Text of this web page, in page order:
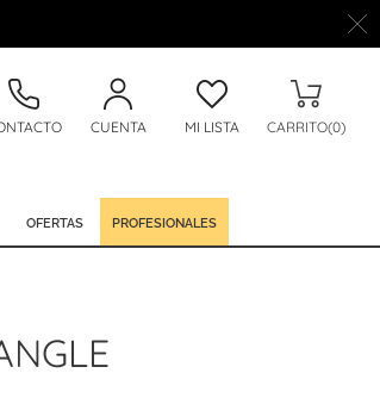
CUENTA MI LISTA CARRITO(0)
OFERTAS PROFESIONALES